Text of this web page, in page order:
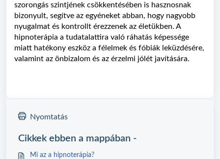
szorongás szintjének csökkentésében is hasznosnak
bizonyult, segítve az egyéneket abban, hogy nagyobb
nyugalmat és kontrollt érezzenek az életükben. A
hipnoterápia a tudatalattira való ráhatás képessége
miatt hatékony eszköz a félelmek és fóbiák leküzdésére,
valamint az önbizalom és az érzelmi jólét javítására.
Nyomtatás
Cikkek ebben a mappában -
Mi az a hipnoterápia?